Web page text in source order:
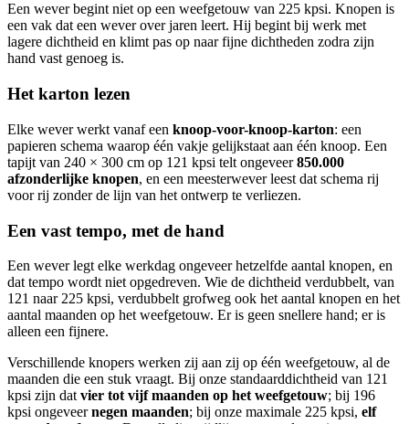
Een wever begint niet op een weefgetouw van 225 kpsi. Knopen is
een vak dat een wever over jaren leert. Hij begint bij werk met
lagere dichtheid en klimt pas op naar fijne dichtheden zodra zijn
hand vast genoeg is.
Het karton lezen
Elke wever werkt vanaf een knoop-voor-knoop-karton: een
papieren schema waarop één vakje gelijkstaat aan één knoop. Een
tapijt van 240 × 300 cm op 121 kpsi telt ongeveer850.000
afzonderlijke knopen, en een meesterwever leest dat schema rij
voor rij zonder de lijn van het ontwerp te verliezen.
Een vast tempo, met de hand
Een wever legt elke werkdag ongeveer hetzelfde aantal knopen, en
dat tempo wordt niet opgedreven. Wie de dichtheid verdubbelt, van
121 naar 225 kpsi, verdubbelt grofweg ook het aantal knopen en het
aantal maanden op het weefgetouw. Er is geen snellere hand; er is
alleen een fijnere.
Verschillende knopers werken zij aan zij op één weefgetouw, al de
maanden die een stuk vraagt. Bij onze standaarddichtheid van 121
kpsi zijn dat vier tot vijf maanden op het weefgetouw; bij 196
kpsi ongeveernegen maanden; bij onze maximale 225 kpsi, elf